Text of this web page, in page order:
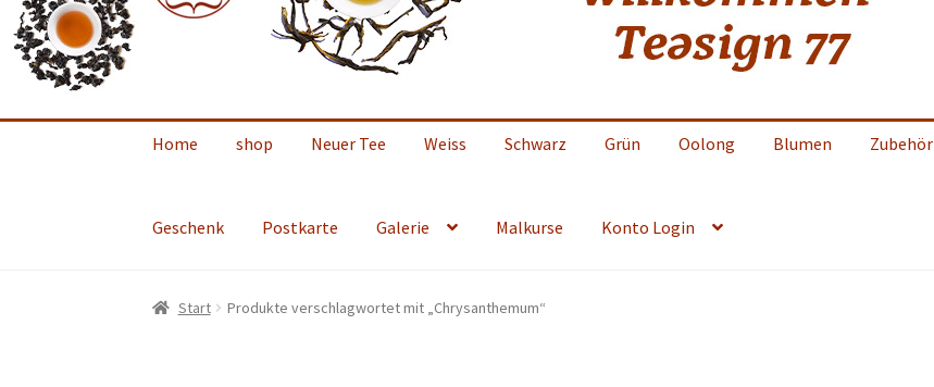
Home shop Neuer Tee Weiss Schwarz Grün Oolong Blumen Zubehör
Geschenk Postkarte Galerie Malkurse Konto Login
Start Produkte verschlagwortet mit „Chrysanthemum“